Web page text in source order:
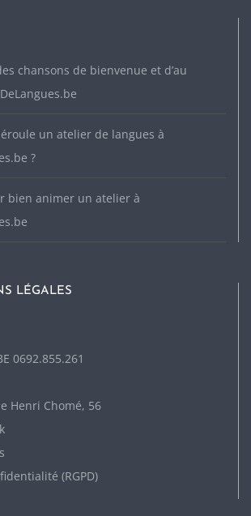
chansons de bienvenue et d’au
un atelier de langues à
?
bien animer un atelier à
LÉGALES
0692.855.261
Henri Chomé, 56
(RGPD)